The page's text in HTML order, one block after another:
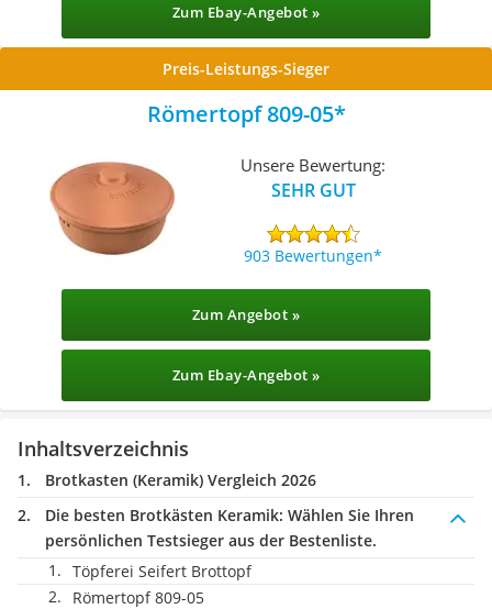
Zum Ebay-Angebot »
Preis-Leistungs-Sieger
Römertopf 809-05
Unsere Bewertung:
SEHR GUT
903 Bewertungen
Zum Angebot »
Zum Ebay-Angebot »
Inhaltsverzeichnis
Brotkasten (Keramik) Vergleich 2026
Die besten Brotkästen Keramik: Wählen Sie Ihren
persönlichen Testsieger aus der Bestenliste.
Töpferei Seifert Brottopf
Römertopf 809-05